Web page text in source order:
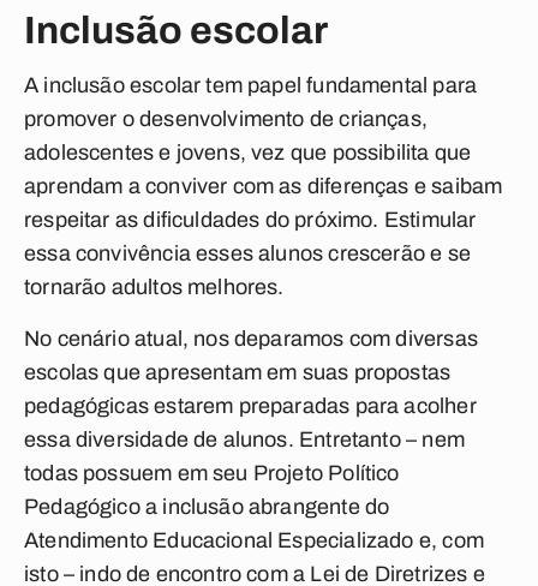
Inclusão escolar
A inclusão escolar tem papel fundamental para
promover o desenvolvimento de crianças,
adolescentes e jovens, vez que possibilita que
aprendam a conviver com as diferenças e saibam
respeitar as dificuldades do próximo. Estimular
essa convivência esses alunos crescerão e se
tornarão adultos melhores.
No cenário atual, nos deparamos com diversas
escolas que apresentam em suas propostas
pedagógicas estarem preparadas para acolher
essa diversidade de alunos. Entretanto – nem
todas possuem em seu Projeto Político
Pedagógico a inclusão abrangente do
Atendimento Educacional Especializado e, com
isto – indo de encontro com a Lei de Diretrizes e